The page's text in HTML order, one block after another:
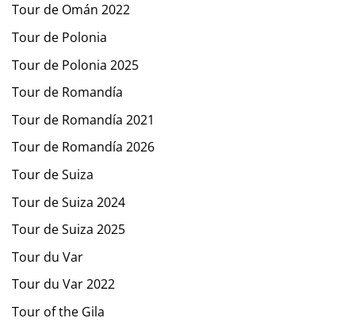
Tour de Omán 2022
Tour de Polonia
Tour de Polonia 2025
Tour de Romandía
Tour de Romandía 2021
Tour de Romandía 2026
Tour de Suiza
Tour de Suiza 2024
Tour de Suiza 2025
Tour du Var
Tour du Var 2022
Tour of the Gila